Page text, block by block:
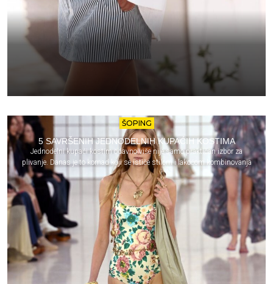
ŠOPING
5 SAVRŠENIH JEDNODELNIH KUPAĆIH KOSTIMA
Jednodelni kupaći kostim odavno više nije samo praktičan izbor za
plivanje. Danas je to komad koji se ističe stilom i lakoćom kombinovanja